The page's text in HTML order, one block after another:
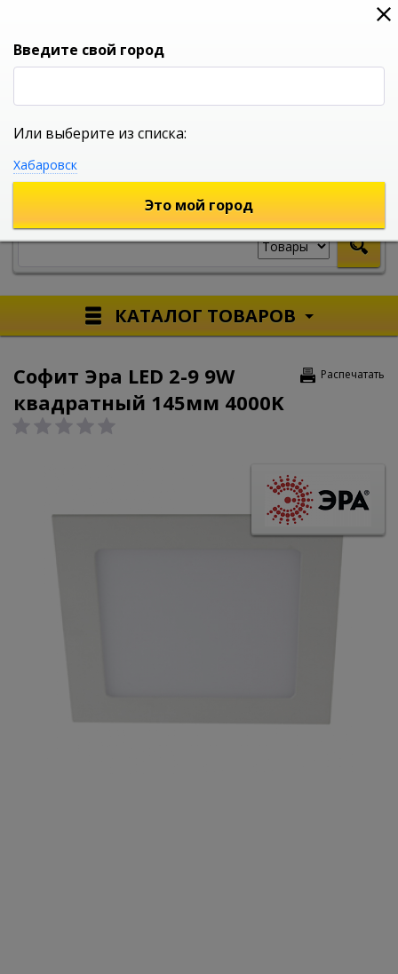
0
УНИВЕРСАЛЬНЫЙ ИНТЕРНЕТ МАГАЗИН
КАТАЛОГ ТОВАРОВ
Распечатать
Софит Эра LED 2-9 9W
квадратный 145мм 4000K
Введите свой город
Или выберите из списка:
Хабаровск
Это мой город